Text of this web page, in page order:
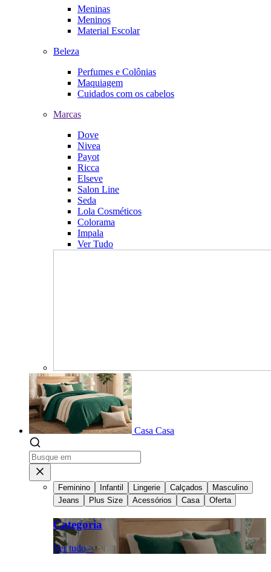
Meninas
Meninos
Material Escolar
Beleza
Perfumes e Colônias
Maquiagem
Cuidados com os cabelos
Marcas
Dove
Nivea
Payot
Ricca
Elseve
Salon Line
Seda
Lola Cosméticos
Colorama
Impala
Ver Tudo
Casa Casa
Feminino Infantil Lingerie Calçados
Masculino
Jeans
Plus Size Acessórios Casa Oferta
Categoria
Ver tudo >